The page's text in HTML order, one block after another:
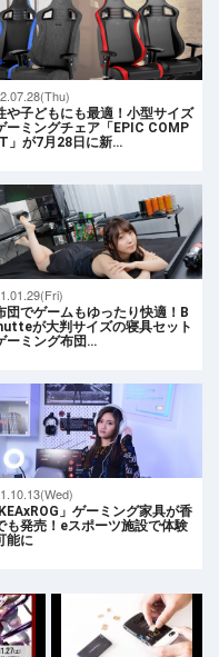
や子どもにも最適！小型サイズ
ーミングチェア「EPIC COMP
」が7月28日に新…
団でゲームもゆったり快適！B
が大判サイズの寝具セット
ーミング布団…
」ゲーミング家具が香
も発売！eスポーツ施設で体験
能に